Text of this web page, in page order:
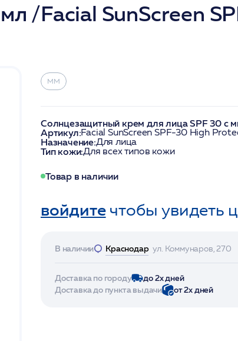
/Facial SunScreen
ММ
Солнцезащитный крем для лица SPF 30 с
Артикул:Facial SunScreen SPF-30 High
Назначение:Для лица
Тип кожи:Для всех типов кожи
Товар в наличии
войдитечтобы увидеть
В наличии Краснодар ул. Коммунаров, 270
Доставка по городу
до 2х дней
Доставка до пункта выдачи
от 2х дней